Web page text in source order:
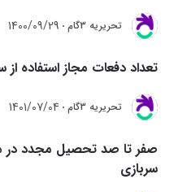
تحريريه 3گام 1400/09/29
تعداد دفعات مجاز استفاده از سهمیه 5 درصد
تحريريه 3گام 1401/07/04
صفر تا صد تحصیل مجدد در
سربازی